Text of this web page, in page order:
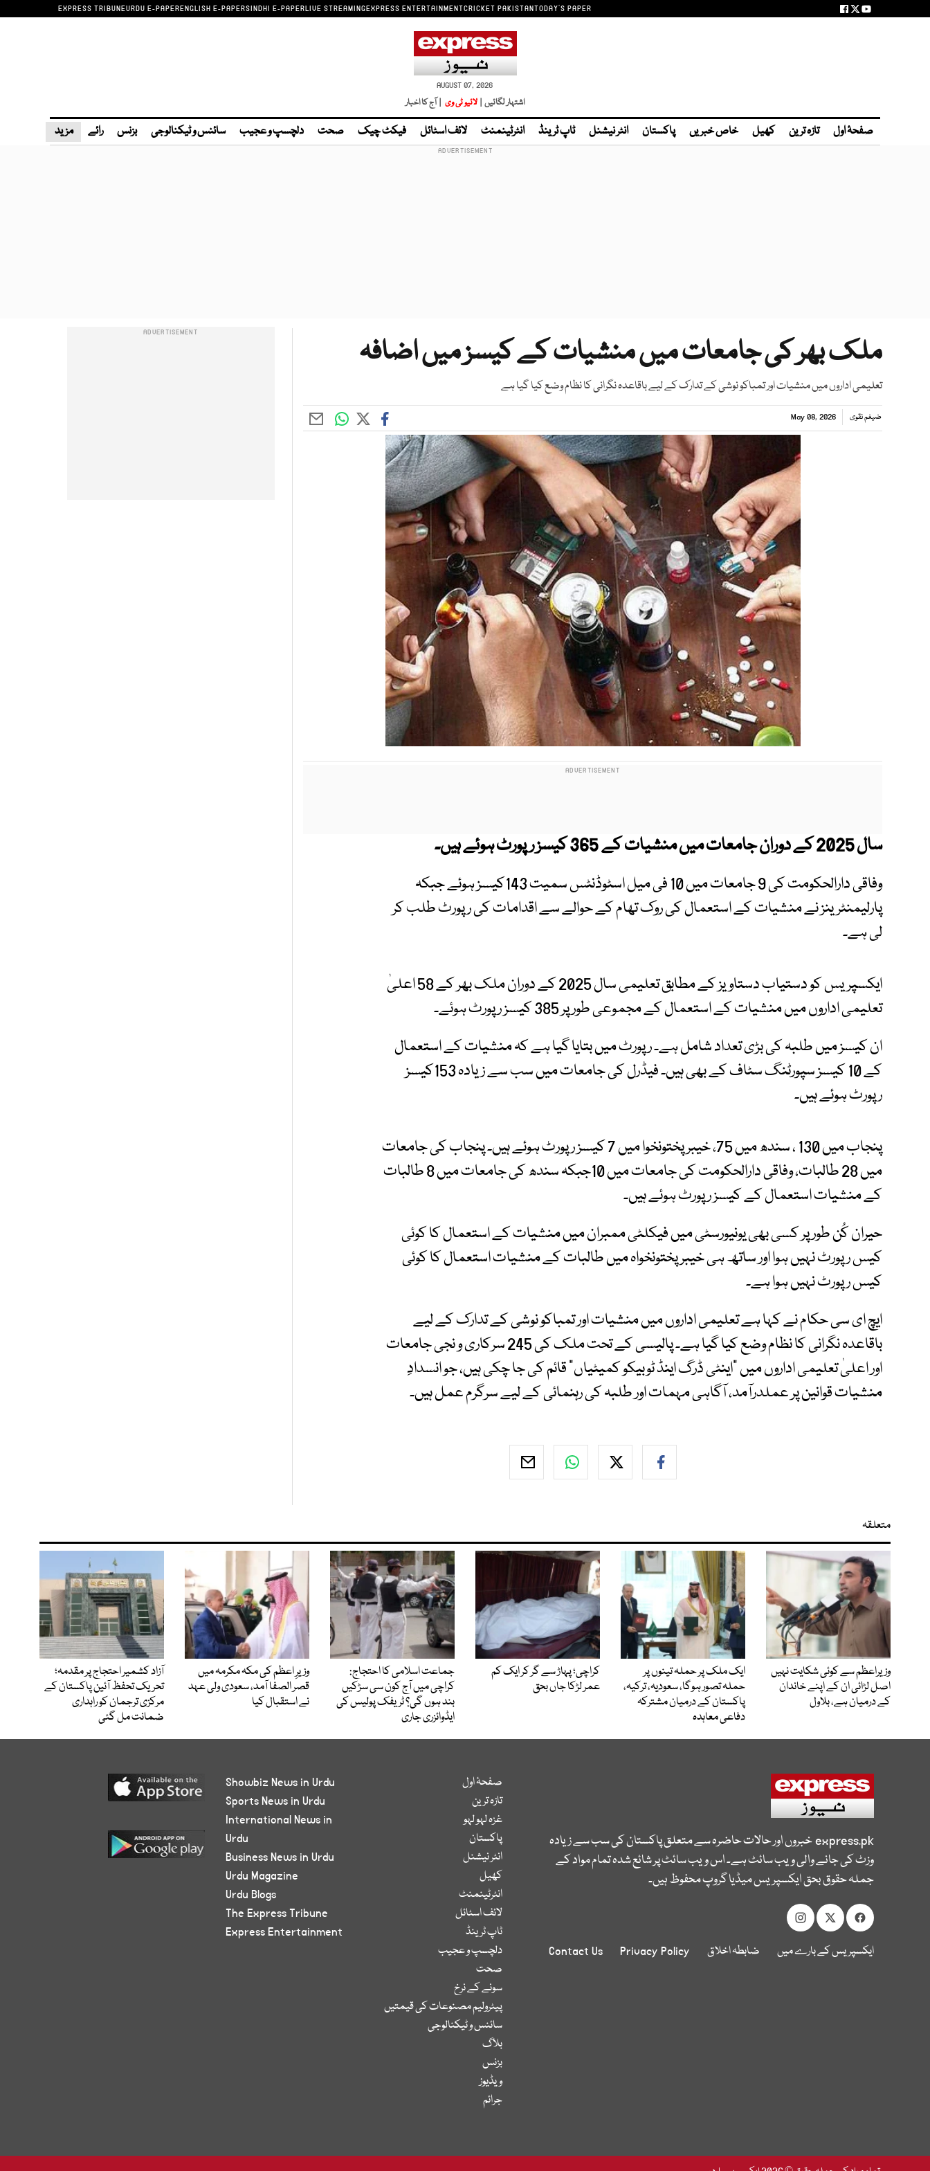
EXPRESS TRIBUNEURDU E-PAPERENGLISH E-PAPERSINDHI E-PAPERLIVE STREAMINGEXPRESS ENTERTAINMENTCRICKET PAKISTANTODAY'S PAPER
AUGUST 07, 2026
اشتہار لگائیں | لائیو ٹی وی | آج کا اخبار
صفحۂ اول تازہ ترین کھیل خاص خبریں پاکستان انٹر نیشنل ٹاپ ٹرینڈ انٹرٹینمنٹ لائف اسٹائل فیکٹ چیک صحت دلچسپ و عجیب سائنس و ٹیکنالوجی بزنس رائے مزید
ملک بھر کی جامعات میں منشیات کے کیسز میں اضافہ
تعلیمی اداروں میں منشیات اور تمباکو نوشی کے تدارک کے لیے باقاعدہ نگرانی کا نظام وضع کیا گیا ہے
ضیغم نقوی May 08, 2026
سال 2025 کے دوران جامعات میں منشیات کے 365 کیسز رپورٹ ہوئے ہیں۔
وفاقی دارالحکومت کی 9 جامعات میں 10 فی میل اسٹوڈنٹس سمیت 143کیسز ہوئے جبکہ
پارلیمنٹرینز نے منشیات کے استعمال کی روک تھام کے حوالے سے اقدامات کی رپورٹ طلب کر
لی ہے۔
ایکسپریس کو دستیاب دستاویز کے مطابق تعلیمی سال 2025 کے دوران ملک بھر کے 58 اعلیٰ
تعلیمی اداروں میں منشیات کے استعمال کے مجموعی طور پر 385 کیسز رپورٹ ہوئے۔
ان کیسز میں طلبہ کی بڑی تعداد شامل ہے۔ رپورٹ میں بتایا گیا ہے کہ منشیات کے استعمال
کے 10 کیسز سپورٹنگ سٹاف کے بھی ہیں۔ فیڈرل کی جامعات میں سب سے زیادہ 153کیسز
رپورٹ ہوئے ہیں۔
پنجاب میں 130 ، سندھ میں 75، خیبرپختونخوا میں 7 کیسز رپورٹ ہوئے ہیں۔ پنجاب کی جامعات
میں 28 طالبات، وفاقی دارالحکومت کی جامعات میں 10جبکہ سندھ کی جامعات میں 8 طالبات
کے منشیات استعمال کے کیسز رپورٹ ہوئے ہیں۔
حیران کُن طور پر کسی بھی یونیورسٹی میں فیکلٹی ممبران میں منشیات کے استعمال کا کوئی
کیس رپورٹ نہیں ہوا اور ساتھ ہی خیبر پختونخواہ میں طالبات کے منشیات استعمال کا کوئی
کیس رپورٹ نہیں ہوا ہے۔
ایچ ای سی حکام نے کہا ہے تعلیمی اداروں میں منشیات اور تمباکو نوشی کے تدارک کے لیے
باقاعدہ نگرانی کا نظام وضع کیا گیا ہے۔ پالیسی کے تحت ملک کی 245 سرکاری و نجی جامعات
اور اعلیٰ تعلیمی اداروں میں “اینٹی ڈرگ اینڈ ٹوبیکو کمیٹیاں” قائم کی جا چکی ہیں، جو انسدادِ
منشیات قوانین پر عملدرآمد، آگاہی مہمات اور طلبہ کی رہنمائی کے لیے سرگرم عمل ہیں۔
متعلقہ
وزیراعظم سے کوئی شکایت نہیں
اصل لڑائی ان کے اپنے خاندان
کے درمیان ہے، بلاول
ایک ملک پر حملہ تینوں پر
حملہ تصور ہوگا، سعودیہ، ترکیہ،
پاکستان کے درمیان مشترکہ
دفاعی معاہدہ
کراچی؛ پہاڑ سے گر کر ایک کم
عمر لڑکا جاں بحق
جماعت اسلامی کا احتجاج:
کراچی میں آج کون سی سڑکیں
بند ہوں گی؟ ٹریفک پولیس کی
ایڈوائزری جاری
وزیرِ اعظم کی مکہ مکرمہ میں
قصر الصفا آمد، سعودی ولی عہد
نے استقبال کیا
آزاد کشمیر احتجاج پر مقدمہ؛
تحریک تحفظ آئین پاکستان کے
مرکزی ترجمان کو راہداری
ضمانت مل گئی
express.pkخبروں اور حالات حاضرہ سے متعلق پاکستان کی سب سے زیادہ
وزٹ کی جانے والی ویب سائٹ ہے۔ اس ویب سائٹ پر شائع شدہ تمام مواد کے
جملہ حقوق بحق ایکسپریس میڈیا گروپ محفوظ ہیں۔
ایکسپریس کے بارے میں ضابطہ اخلاق Privacy Policy
Contact Us
صفحۂ اول
تازہ ترین
غزہ لہو لہو
پاکستان
انٹر نیشنل
کھیل
انٹرٹینمنٹ
لائف اسٹائل
ٹاپ ٹرینڈ
دلچسپ و عجیب
صحت
سونے کے نرخ
پیٹرولیم مصنوعات کی قیمتیں
سائنس و ٹیکنالوجی
بلاگ
بزنس
ویڈیوز
جرائم
Showbiz News in Urdu
Sports News in Urdu
International News in
Urdu
Business News in Urdu
Urdu Magazine
Urdu Blogs
The Express Tribune
Express Entertainment